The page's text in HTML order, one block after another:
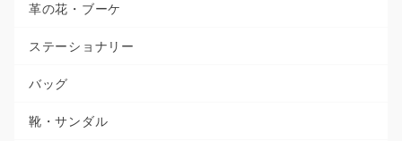
革の花・ブーケ
ステーショナリー
バッグ
靴・サンダル